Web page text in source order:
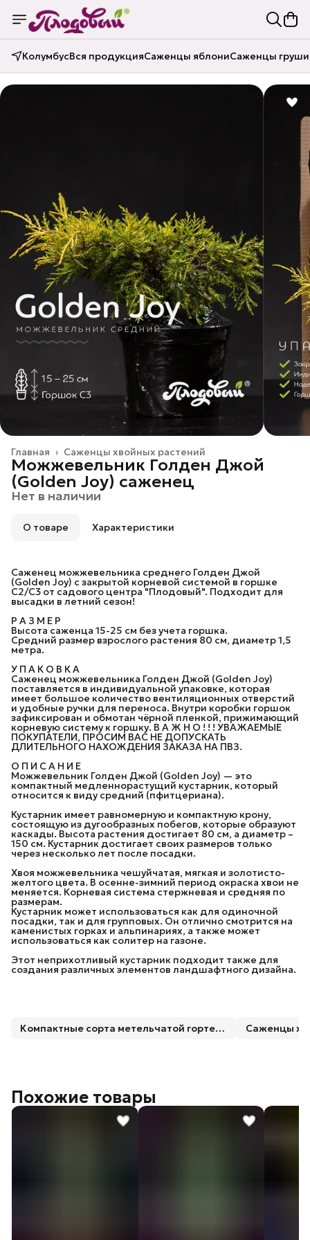
КолумбусВся продукцияСаженцы яблониСаженцы груши
Саженцы хвойных растений
Главная ›
Можжевельник Голден Джой
(Golden Joy) саженец
Нет в наличии
О товаре Характеристики
Саженец можжевельника среднего Голден Джой
(Golden Joy) с закрытой корневой системой в горшке
С2/C3 от садового центра "Плодовый". Подходит для
высадки в летний сезон!
Р А З М Е Р
Высота саженца 15-25 см без учета горшка.
Средний размер взрослого растения 80 см, диаметр 1,5
метра.
У П А К О В К А
Саженец можжевельника Голден Джой (Golden Joy)
поставляется в индивидуальной упаковке, которая
имеет большое количество вентиляционных отверстий
и удобные ручки для переноса. Внутри коробки горшок
зафиксирован и обмотан чёрной пленкой, прижимающий
корневую систему к горшку. В А Ж Н О ! ! ! УВАЖАЕМЫЕ
ПОКУПАТЕЛИ, ПРОСИМ ВАС НЕ ДОПУСКАТЬ
ДЛИТЕЛЬНОГО НАХОЖДЕНИЯ ЗАКАЗА НА ПВЗ.
О П И С А Н И Е
Можжевельник Голден Джой (Golden Joy) — это
компактный медленнорастущий кустарник, который
относится к виду средний (пфитцериана).
Кустарник имеет равномерную и компактную крону,
состоящую из дугообразных побегов, которые образуют
каскады. Высота растения достигает 80 см, а диаметр –
150 см. Кустарник достигает своих размеров только
через несколько лет после посадки.
Хвоя можжевельника чешуйчатая, мягкая и золотисто-
желтого цвета. В осенне-зимний период окраска хвои не
меняется. Корневая система стержневая и средняя по
размерам.
Кустарник может использоваться как для одиночной
посадки, так и для групповых. Он отлично смотрится на
каменистых горках и альпинариях, а также может
использоваться как солитер на газоне.
Этот неприхотливый кустарник подходит также для
создания различных элементов ландшафтного дизайна.
Компактные сорта метельчатой гортензии Саженцы
Похожие товары